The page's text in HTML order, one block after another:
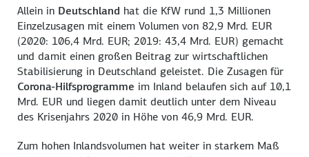
Allein in Deutschland hat die KfW rund 1,3 Millionen
Einzelzusagen mit einem Volumen von 82,9 Mrd. EUR
(2020: 106,4 Mrd. EUR; 2019: 43,4 Mrd. EUR) gemacht
und damit einen großen Beitrag zur wirtschaftlichen
Stabilisierung in Deutschland geleistet. Die Zusagen für
Corona-Hilfsprogramme im Inland belaufen sich auf 10,1
Mrd. EUR und liegen damit deutlich unter dem Niveau
des Krisenjahrs 2020 in Höhe von 46,9 Mrd. EUR.
Zum hohen Inlandsvolumen hat weiter in starkem Maß